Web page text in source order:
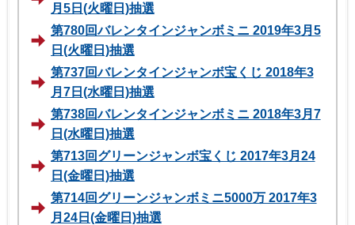
月5日(火曜日)抽選
第780回バレンタインジャンボミニ 2019年3月5
日(火曜日)抽選
第737回バレンタインジャンボ宝くじ 2018年3
月7日(水曜日)抽選
第738回バレンタインジャンボミニ 2018年3月7
日(水曜日)抽選
第713回グリーンジャンボ宝くじ 2017年3月24
日(金曜日)抽選
第714回グリーンジャンボミニ5000万 2017年3
月24日(金曜日)抽選